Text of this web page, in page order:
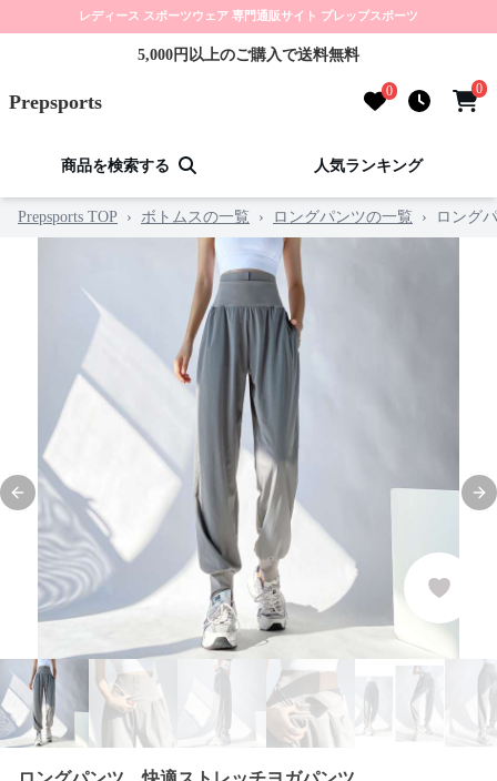
レディース スポーツウェア 専門通販サイト プレップスポーツ
5,000円以上のご購入で送料無料
Prepsports 0 0
商品を検索する 人気ランキング
Prepsports TOP › ボトムスの一覧 › ロングパンツの一覧 › ロング
Previous slide